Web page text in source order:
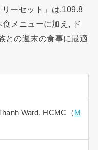
ーセット」は,109.8
メニューに加え, ド
との週末の食事に最適
Ward, HCMC（M